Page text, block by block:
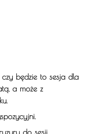
czy będzie to sesja dla
a może z
do sesji.